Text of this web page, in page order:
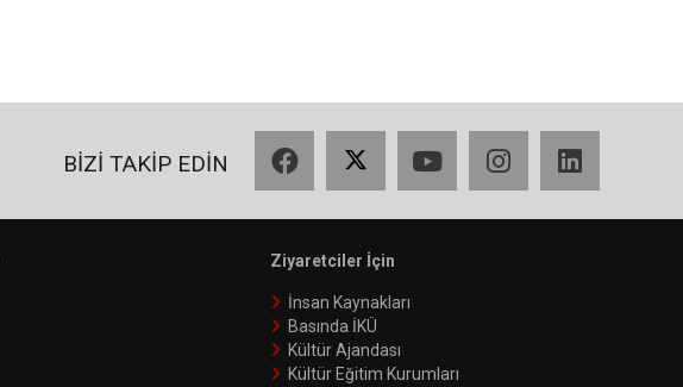
BİZİ TAKİP EDİN
Ziyaretciler İçin
İnsan Kaynakları
Basında İKÜ
Kültür Ajandası
Kültür Eğitim Kurumları